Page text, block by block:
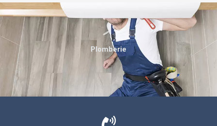
Plomberie